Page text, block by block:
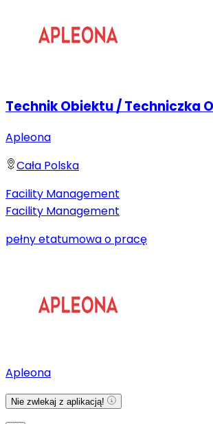
Technik Obiektu / Techniczka
Apleona
Cała Polska
Facility Management
Facility Management
pełny etatumowa o pracę
Apleona
Nie zwlekaj z aplikacją!